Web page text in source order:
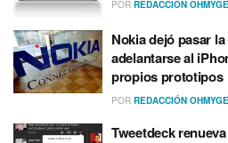
POR REDACCIÓN
Nokia dejó pasar
adelantarse al
propios prototipos
POR REDACCIÓN
Tweetdeck